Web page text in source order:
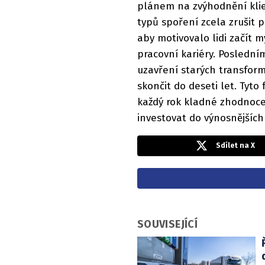
plánem na zvýhodnění
typů spoření zcela zrušit
aby motivovalo lidi začít
pracovní kariéry.
uzavření starých
skončit do deseti let. Tyto
každý rok kladné
investovat do
Sdílet na X
SOUVISEJÍCÍ